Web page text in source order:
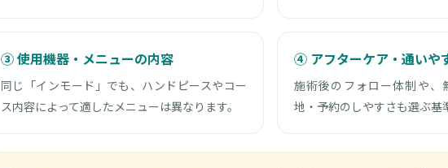
③ 使用機器・メニューの内容
同じ「インモード」でも、ハンドピースやコー
ス内容によって適したメニューは異なります。
④ アフターケア・通いや
施術後のフォロー体制や、
地・予約のしやすさも選ぶ基